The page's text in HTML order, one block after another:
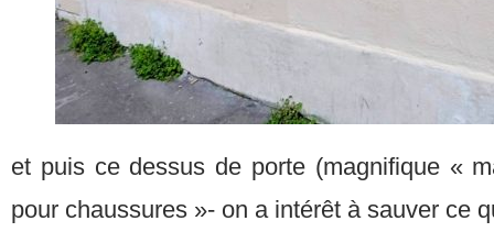
et puis ce dessus de porte (magnifique «
pour chaussures »- on a intérêt à sauver ce